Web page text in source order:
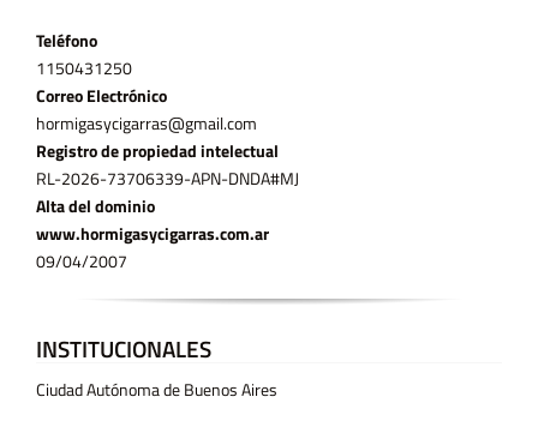
Teléfono
11­50431250
Correo Electrónico
hormigasycigarras@gmail.com
Registro de propiedad intelectual
RL-2026-73706339-APN-DNDA#MJ
Alta del dominio
www.hormigasycigarras.com.ar
09/04/2007
INSTITUCIONALES
Ciudad Autónoma de Buenos Aires